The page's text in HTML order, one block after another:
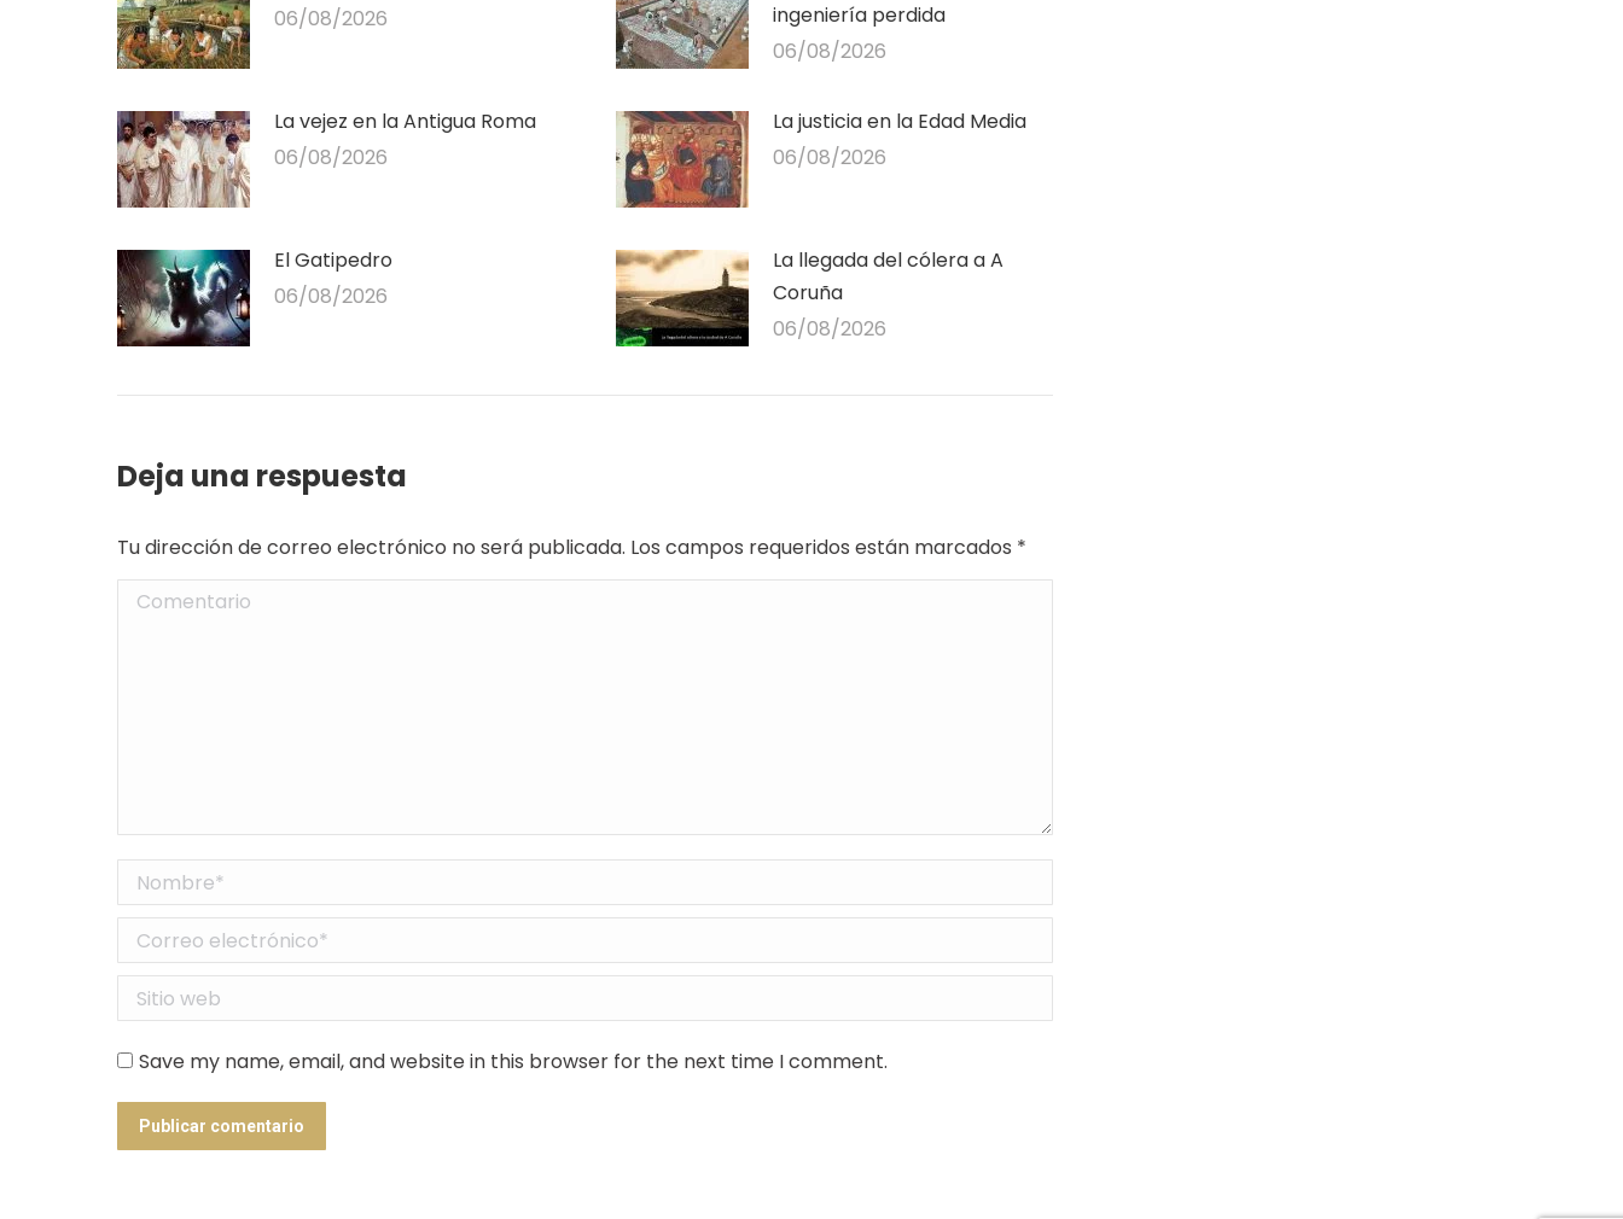
06/08/2026
ingeniería perdida
06/08/2026
La vejez en la Antigua Roma
06/08/2026
La justicia en la Edad Media
06/08/2026
El Gatipedro
06/08/2026
La llegada del cólera a A
Coruña
06/08/2026
Deja una respuesta
Tu dirección de correo electrónico no será publicada. Los campos requeridos están marcados *
Comentario
Nombre *
Correo electrónico *
Sitio web
Save my name, email, and website in this browser for the next time I comment.
Publicar comentario